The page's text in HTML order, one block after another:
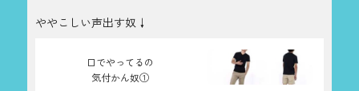
ややこしい声出す奴↓
口でやってるの
気付かん奴①